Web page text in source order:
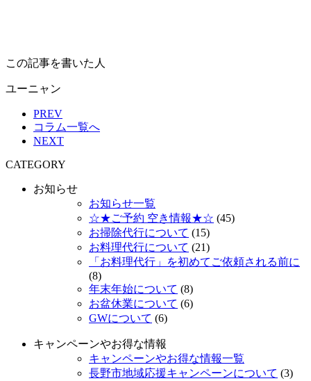
この記事を書いた人
ユーニャン
PREV
コラム一覧へ
NEXT
CATEGORY
お知らせ
お知らせ一覧
☆★ご予約 空き情報★☆ (45)
お掃除代行について (15)
お料理代行について (21)
「お料理代行」を初めてご依頼される前に
(8)
年末年始について (8)
お盆休業について (6)
GWについて (6)
キャンペーンやお得な情報
キャンペーンやお得な情報一覧
長野市地域応援キャンペーンについて (3)